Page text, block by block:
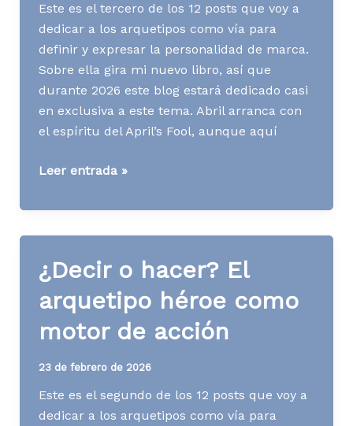
Este es el tercero de los 12 posts que voy a
dedicar a los arquetipos como vía para
definir y expresar la personalidad de marca.
Sobre ella gira mi nuevo libro, así que
durante 2026 este blog estará dedicado casi
en exclusiva a este tema. Abril arranca con
el espíritu del April’s Fool, aunque aquí
¿Corrección
risas?
bufón
como
estrategia
seria
destacar
Leer entrada »
¿Decir o hacer? El
arquetipo héroe como
motor de acción
23 de febrero de 2026
Este es el segundo de los 12 posts que voy a
dedicar a los arquetipos como vía para